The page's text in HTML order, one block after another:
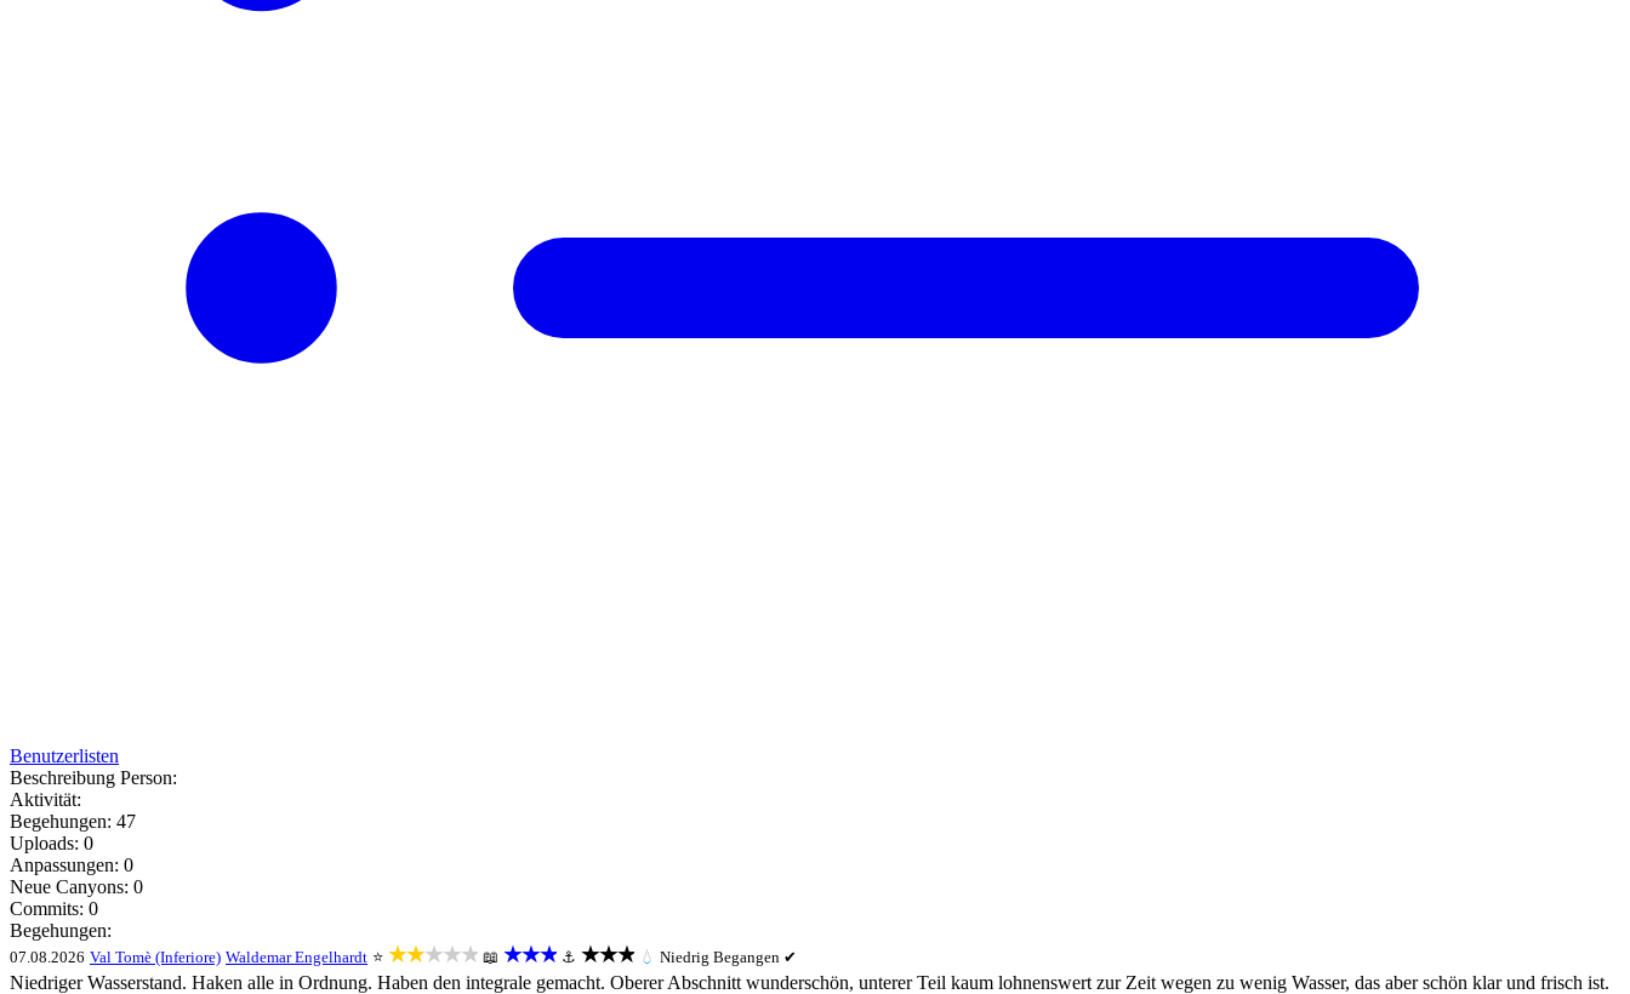
Benutzerlisten
Beschreibung Person:
Aktivität:
Begehungen: 47
Uploads: 0
Anpassungen: 0
Neue Canyons: 0
Commits: 0
Begehungen:
07.08.2026 Val Tomè (Inferiore) Waldemar Engelhardt ⭐ ★★★★★ 📖 ★★★ ⚓ ★★★ 💧 Niedrig Begangen ✔
Niedriger Wasserstand. Haken alle in Ordnung. Haben den integrale gemacht. Oberer Abschnitt wunderschön, unterer Teil kaum lohnenswert zur Zeit wegen zu wenig Wasser, das aber schön klar und frisch ist.